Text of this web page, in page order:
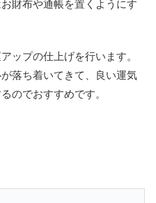
財布や通帳を置くようにす
ップの仕上げを行います。
落ち着いてきて、良い運気
のでおすすめです。